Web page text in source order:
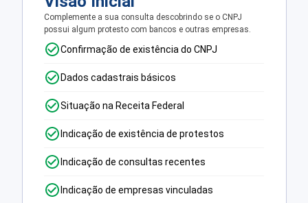
Complemente a sua consulta descobrindo se o CNPJ
possui algum protesto com bancos e outras empresas.
Confirmação de existência do CNPJ
Dados cadastrais básicos
Situação na Receita Federal
Indicação de existência de protestos
Indicação de consultas recentes
Indicação de empresas vinculadas